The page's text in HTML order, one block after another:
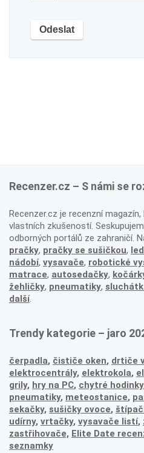
Recenzer.cz – S námi se
Recenzer.cz je recenzní
vlastních zkušeností.
odborných portálů ze zahraničí.
pračky, pračky se sušičkou,
nádobí, vysavače, robotické
matrace, autosedačky,
žehličky, pneumatiky,
další.
Trendy kategorie – jaro
čerpadla, čističe oken, drtiče
elektrocentrály, elektrokola,
grily, hry na PC, chytré hodinky
pneumatiky, meteostanice,
sekačky, sušičky ovoce,
udírny, vrtačky, vysavače listí,
zastřihovače, Elite Date
seznamky